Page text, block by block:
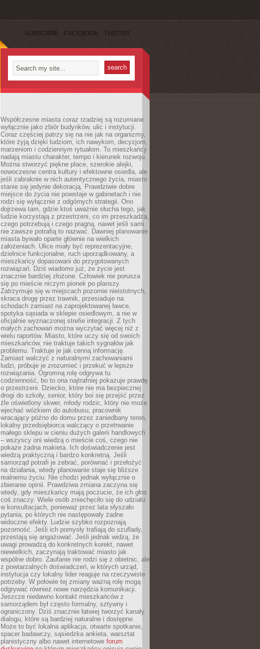
SUBSCRIBE FACEBOOK TWITTER
Współczesne miasta coraz rzadziej są rozumiane
wyłącznie jako zbiór budynków, ulic i instytucji.
Coraz częściej patrzy się na nie jak na organizmy,
które żyją dzięki ludziom, ich nawykom, decyzjom,
marzeniom i codziennym rytuałom. To mieszkańcy
nadają miastu charakter, tempo i kierunek rozwoju.
Można stworzyć piękne place, szerokie alejki,
nowoczesne centra kultury i efektowne osiedla, ale
jeśli zabraknie w nich autentycznego życia, miasto
stanie się jedynie dekoracją. Prawdziwie dobre
miejsce do życia nie powstaje w gabinetach i nie
rodzi się wyłącznie z odgórnych strategii. Ono
dojrzewa tam, gdzie ktoś uważnie słucha tego, jak
ludzie korzystają z przestrzeni, co im przeszkadza,
czego potrzebują i czego pragną, nawet jeśli sami
nie zawsze potrafią to nazwać. Dawniej planowanie
miasta bywało oparte głównie na wielkich
założeniach. Ulice miały być reprezentacyjne,
dzielnice funkcjonalne, ruch uporządkowany, a
mieszkańcy dopasowani do przygotowanych
rozwiązań. Dziś wiadomo już, że życie jest
znacznie bardziej złożone. Człowiek nie porusza
się po mieście niczym pionek po planszy.
Zatrzymuje się w miejscach pozornie nieistotnych,
skraca drogę przez trawnik, przesiaduje na
schodach zamiast na zaprojektowanej ławce,
spotyka sąsiada w sklepie osiedlowym, a nie w
oficjalnie wyznaczonej strefie integracji. Z tych
małych zachowań można wyczytać więcej niż z
wielu raportów. Miasto, które uczy się od swoich
mieszkańców, nie traktuje takich sygnałów jak
problemu. Traktuje je jak cenną informację.
Zamiast walczyć z naturalnymi zachowaniami
ludzi, próbuje je zrozumieć i przekuć w lepsze
rozwiązania. Ogromną rolę odgrywa tu
codzienność, bo to ona najtrafniej pokazuje prawdę
o przestrzeni. Dziecko, które nie ma bezpiecznej
drogi do szkoły, senior, który boi się przejść przez
źle oświetlony skwer, młody rodzic, który nie może
wjechać wózkiem do autobusu, pracownik
wracający późno do domu przez zaniedbany teren,
lokalny przedsiębiorca walczący o przetrwanie
małego sklepu w cieniu dużych galerii handlowych
– wszyscy oni wiedzą o mieście coś, czego nie
pokaże żadna makieta. Ich doświadczenie jest
wiedzą praktyczną i bardzo konkretną. Jeśli
samorząd potrafi je zebrać, porównać i przełożyć
na działania, wtedy planowanie staje się bliższe
realnemu życiu. Nie chodzi jednak wyłącznie o
zbieranie opinii. Prawdziwa zmiana zaczyna się
wtedy, gdy mieszkańcy mają poczucie, że ich głos
coś znaczy. Wiele osób zniechęciło się do udziału
w konsultacjach, ponieważ przez lata słyszało
pytania, po których nie następowały żadne
widoczne efekty. Ludzie szybko rozpoznają
pozorność. Jeśli ich pomysły trafiają do szuflady,
przestają się angażować. Jeśli jednak widzą, że
uwagi prowadzą do konkretnych korekt, nawet
niewielkich, zaczynają traktować miasto jak
wspólne dobro. Zaufanie nie rodzi się z obietnic, ale
z powtarzalnych doświadczeń, w których urząd,
instytucja czy lokalny lider reaguje na rzeczywiste
potrzeby. W połowie tej zmiany ważną rolę mogą
odgrywać również nowe narzędzia komunikacji.
Jeszcze niedawno kontakt mieszkańców z
samorządem był często formalny, sztywny i
ograniczony. Dziś znacznie łatwiej tworzyć kanały
dialogu, które są bardziej naturalne i dostępne.
Może to być lokalna aplikacja, otwarte spotkanie,
spacer badawczy, sąsiedzka ankieta, warsztat
planistyczny albo nawet internetowe forum